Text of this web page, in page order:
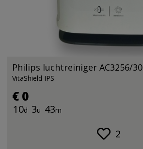
Philips luchtreiniger AC3256/30
VitaShield IPS
€ 0
10d 3u 43m
2